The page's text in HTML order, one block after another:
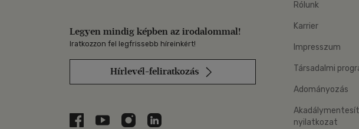
Legyen mindig képben az irodalommal!
Iratkozzon fel legfrissebb híreinkért!
Hírlevél-feliratkozás
Libri a Facebookon
Libri a Youtube-on
Libri az Instagramon
Libri a LinkedInen
Rólunk
Karrier
Impresszum
Társadalmi
Adományozás
nyilatkozat